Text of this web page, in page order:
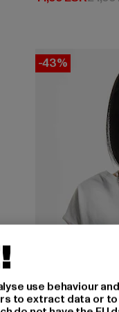
-43%
use behaviour
to extract data or